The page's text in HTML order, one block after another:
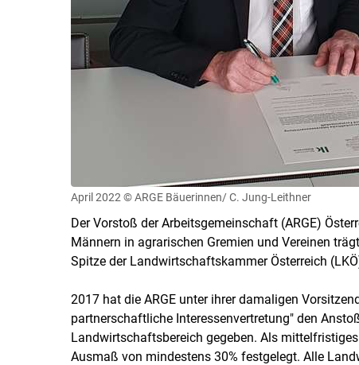
April 2022 © ARGE Bäuerinnen/ C. Jung-Leithner
Der Vorstoß der Arbeitsgemeinschaft (ARGE)
Männern in agrarischen Gremien und Vereinen
Spitze der Landwirtschaftskammer Österreich
2017 hat die ARGE unter ihrer damaligen
partnerschaftliche Interessenvertretung" den
Landwirtschaftsbereich gegeben. Als
Ausmaß von mindestens 30% festgelegt. Alle